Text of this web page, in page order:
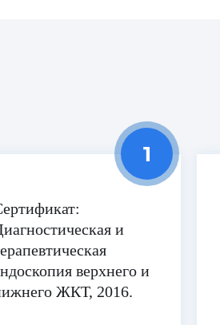
и
верхнего и
ЖКТ, 2016.